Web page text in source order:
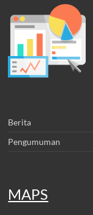
Berita
Pengumuman
MAPS